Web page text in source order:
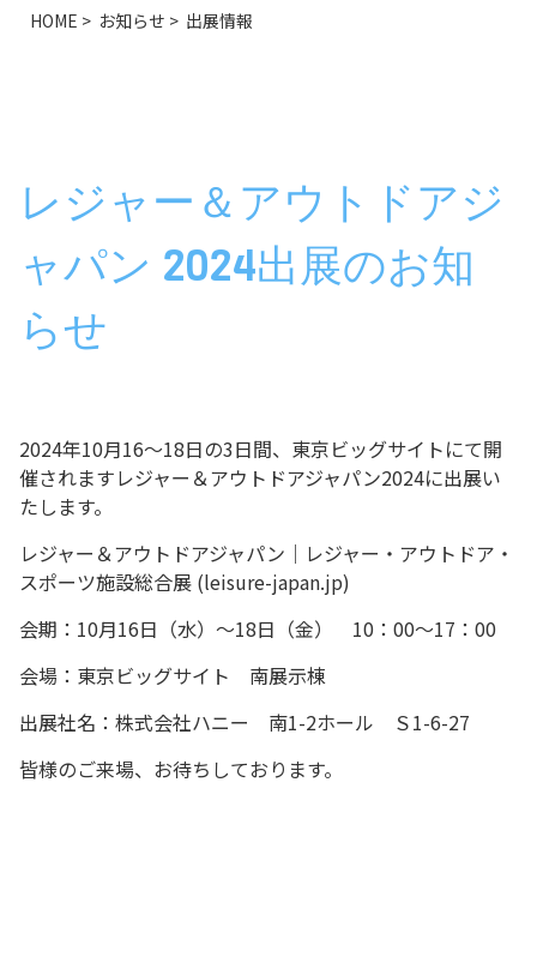
HOME > お知らせ > 出展情報
レジャー＆アウトドアジ
ャパン 2024出展のお知
らせ
2024年10月16～18日の3日間、東京ビッグサイトにて開
催されますレジャー＆アウトドアジャパン2024に出展い
たします。
レジャー＆アウトドアジャパン｜レジャー・アウトドア・
スポーツ施設総合展 (leisure-japan.jp)
会期：10月16日（水）～18日（金） 10：00～17：00
会場：東京ビッグサイト 南展示棟
出展社名：株式会社ハニー 南1-2ホール Ｓ1-6-27
皆様のご来場、お待ちしております。